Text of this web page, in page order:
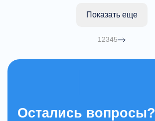
Показать еще
1 2345
Остались вопросы?